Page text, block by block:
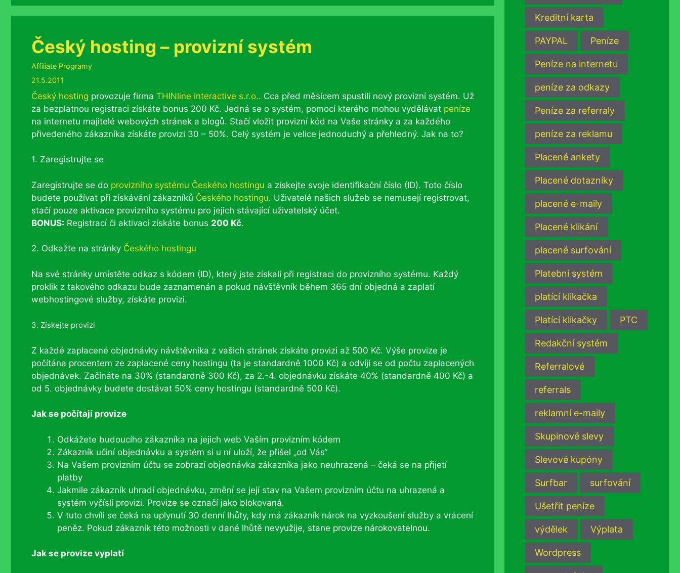
Český hosting – provizní systém
Rubriky
Affiliate Programy
21.5.2011
Český hosting provozuje firma THINline interactive s.r.o.. Cca před měsícem spustili nový provizní systém. Už
za bezplatnou registraci získáte bonus 200 Kč. Jedná se o systém, pomocí kterého mohou vydělávat peníze
na internetu majitelé webových stránek a blogů. Stačí vložit provizní kód na Vaše stránky a za každého
přivedeného zákazníka získáte provizi 30 – 50%. Celý systém je velice jednoduchý a přehledný. Jak na to?
1. Zaregistrujte se
Zaregistrujte se do provizního systému Českého hostingu a získejte svoje identifikační číslo (ID). Toto číslo
budete používat při získávání zákazníků Českého hostingu. Uživatelé našich služeb se nemusejí registrovat,
stačí pouze aktivace provizního systému pro jejich stávající uživatelský účet.
BONUS: Registrací či aktivací získáte bonus 200 Kč.
2. Odkažte na stránky Českého hostingu
Na své stránky umístěte odkaz s kódem (ID), který jste získali při registraci do provizního systému. Každý
proklik z takového odkazu bude zaznamenán a pokud návštěvník během 365 dní objedná a zaplatí
webhostingové služby, získáte provizi.
3. Získejte provizi
Z každé zaplacené objednávky návštěvníka z vašich stránek získáte provizi až 500 Kč. Výše provize je
počítána procentem ze zaplacené ceny hostingu (ta je standardně 1000 Kč) a odvíjí se od počtu zaplacených
objednávek. Začínáte na 30% (standardně 300 Kč), za 2.-4. objednávku získáte 40% (standardně 400 Kč) a
od 5. objednávky budete dostávat 50% ceny hostingu (standardně 500 Kč).
Jak se počítají provize
Odkážete budoucího zákazníka na jejich web Vaším provizním kódem
Zákazník učiní objednávku a systém si u ní uloží, že přišel „od Vás“
Na Vašem provizním účtu se zobrazí objednávka zákazníka jako neuhrazená – čeká se na přijetí
platby
Jakmile zákazník uhradí objednávku, změní se její stav na Vašem provizním účtu na uhrazená a
systém vyčíslí provizi. Provize se označí jako blokovaná.
V tuto chvíli se čeká na uplynutí 30 denní lhůty, kdy má zákazník nárok na vyzkoušení služby a vrácení
peněz. Pokud zákazník této možnosti v dané lhůtě nevyužije, stane provize nárokovatelnou.
Jak se provize vyplatí
Kreditní karta
PAYPAL Peníze
Peníze na internetu
peníze za odkazy
Peníze za referraly
peníze za reklamu
Placené ankety
Placené dotazníky
placené e-maily
Placené klikání
placené surfování
Platební systém
platící klikačka
Platící klikačky PTC
Redakční systém
Referralové
referrals
reklamní e-maily
Skupinové slevy
Slevové kupóny
Surfbar surfování
Ušetřit peníze
výdělek Výplata
Wordpress